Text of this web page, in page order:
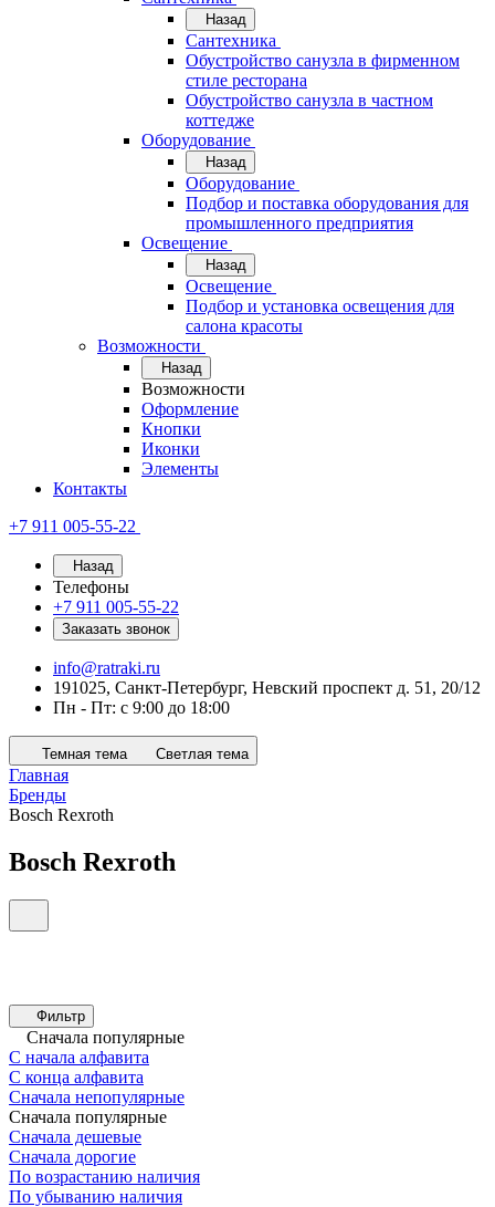
Назад
Сантехника
Обустройство санузла в фирменном
стиле ресторана
Обустройство санузла в частном
коттедже
Оборудование
Назад
Оборудование
Подбор и поставка оборудования для
промышленного предприятия
Освещение
Назад
Освещение
Подбор и установка освещения для
салона красоты
Возможности
Назад
Возможности
Оформление
Кнопки
Иконки
Элементы
Контакты
+7 911 005-55-22
Назад
Телефоны
+7 911 005-55-22
Заказать звонок
info@ratraki.ru
191025, Санкт-Петербург, Невский проспект д. 51, 20/12
Пн - Пт: с 9:00 до 18:00
Темная тема Светлая тема
Главная
Бренды
Bosch Rexroth
Bosch Rexroth
Фильтр
Сначала популярные
С начала алфавита
С конца алфавита
Сначала непопулярные
Сначала популярные
Сначала дешевые
Сначала дорогие
По возрастанию наличия
По убыванию наличия